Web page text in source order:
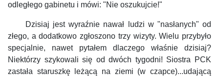
odległego gabinetu i mówi: "Nie oszukujcie!"
Dzisiaj jest wyraźnie nawał ludzi w "nasłanych" od
złego, a dodatkowo zgłoszono trzy wizyty. Wielu przybyło
specjalnie, nawet pytałem dlaczego właśnie dzisiaj?
Niektórzy szykowali się od dwóch tygodni! Siostra PCK
zastała staruszkę leżącą na ziemi (w czapce)...udającą